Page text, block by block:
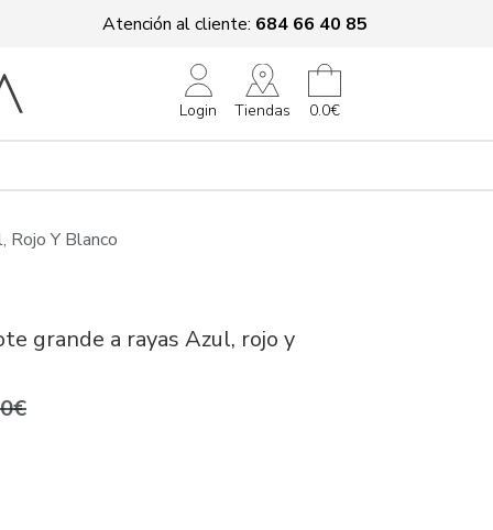
Atención al cliente: 684 66 40 85
Login Tiendas 0.0€
Rojo Y Blanco
grande a rayas Azul, rojo y